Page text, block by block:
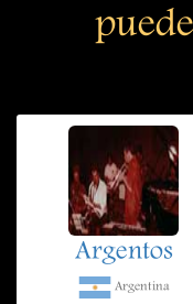
Argentos
Argentina